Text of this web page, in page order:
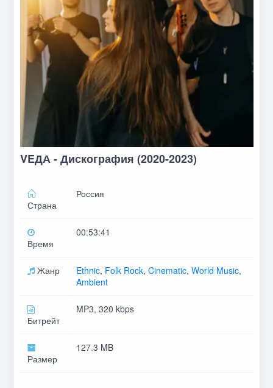
VEДА - Дискография (2020-2023)
Страна
Россия
Время
00:53:41
Жанр Ethnic, Folk Rock, Cinematic, World Music,
Ambient
Битрейт
MP3, 320 kbps
Размер
127.3 MB